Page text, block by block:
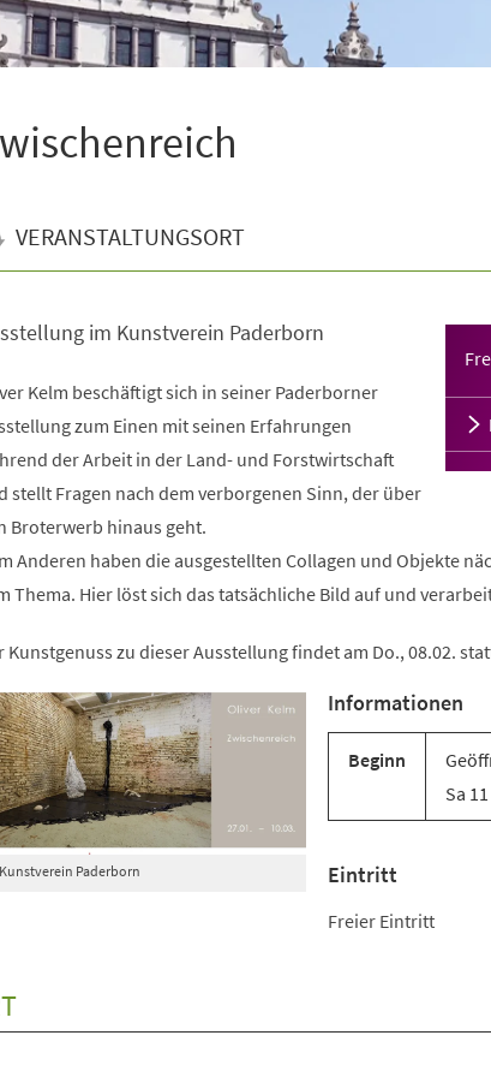
VERANSTALTUNGSORT
im Kunstverein Paderborn
Kelm beschäftigt sich in seiner Paderborner
zum Einen mit seinen Erfahrungen
der Arbeit in der Land- und Forstwirtschaft
stellt Fragen nach dem verborgenen Sinn, der über
Broterwerb hinaus geht.
Anderen haben die ausgestellten Collagen und Objekte
Thema. Hier löst sich das tatsächliche Bild auf und
Kunstgenuss zu dieser Ausstellung findet am Do., 08.02.
Paderborn
Informationen
Beginn
Sa
Eintritt
Freier Eintritt